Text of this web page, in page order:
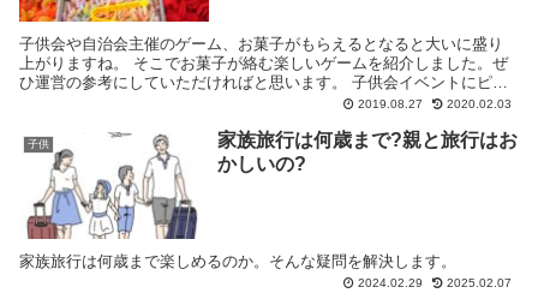
子供会や自治会主催のゲーム、お菓子がもらえるとなると大いに盛り
上がりますね。 そこでお菓子が絡む楽しいゲームを紹介しました。ぜ
ひ運営の参考にしていただければと思います。 子供会イベントにピッ
タリな楽しいゲームはこちらの記事もどうぞ↓ アレル...
2019.08.27 2020.02.03
子供
家族旅行は何歳まで?親と旅行はお
かしいの?
家族旅行は何歳まで楽しめるのか。そんな疑問を解決します。
2024.02.29 2025.02.07